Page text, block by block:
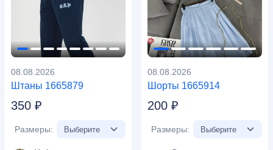
Штаны 1665879
08.08.2026
350 ₽
Размеры:
Шорты 1665914
08.08.2026
200 ₽
Размеры: